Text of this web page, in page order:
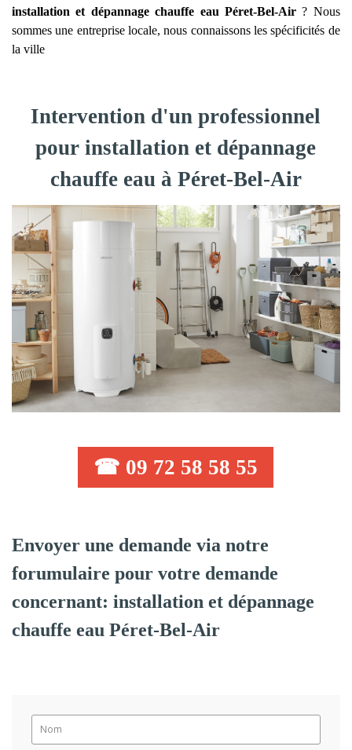
installation et dépannage chauffe eau Péret-Bel-Air? Nous
sommes une entreprise locale, nous connaissons les spécificités de
la ville
Intervention d'un professionnel
pour installation et dépannage
chauffe eau à Péret-Bel-Air
☎ 09 72 58 58 55
Envoyer une demande via notre
forumulaire pour votre demande
concernant: installation et dépannage
chauffe eau Péret-Bel-Air